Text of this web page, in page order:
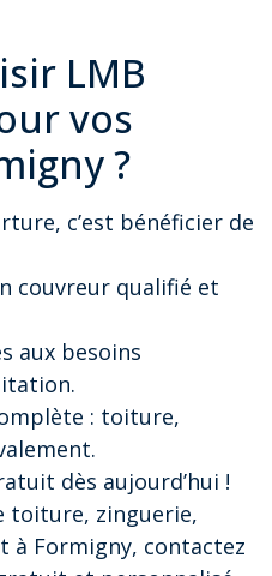
LMB
vos
?
c’est bénéficier de
couvreur qualifié et
aux besoins
: toiture,
dès aujourd’hui !
toiture, zinguerie,
à Formigny, contactez